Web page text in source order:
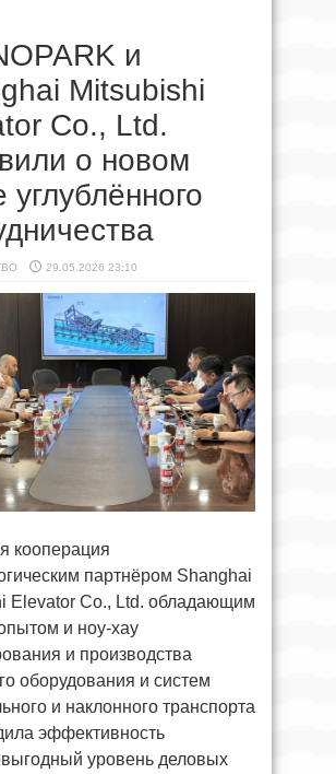
и
Mitsubishi
Co., Ltd.
о новом
углублённого
29.05.2026 23:10
кооперация
партнёром Shanghai
Elevator Co., Ltd. обладающим
и ноу-хау
и производства
оборудования и систем
и наклонного транспорта
эффективность
уровень деловых